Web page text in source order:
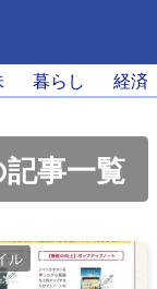
暮らし 経済
事一覧
ル